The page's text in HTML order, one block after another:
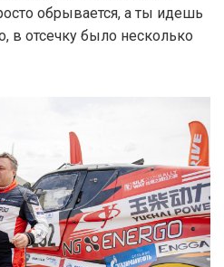
обрывается, а ты идешь
в отсечку было несколько